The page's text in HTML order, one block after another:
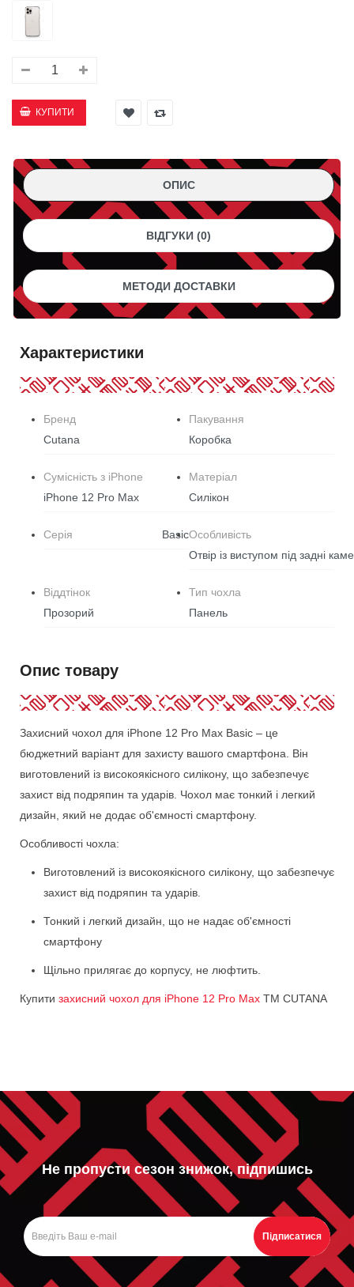
ОПИС
ВІДГУКИ (0)
МЕТОДИ ДОСТАВКИ
Характеристики
Бренд
Cutana
Пакування
Коробка
Сумісність з iPhone
iPhone 12 Pro Max
Матеріал
Силікон
Серія BasicОсобливість
Отвір із виступом під задні
Віддтінок
Прозорий
Тип чохла
Панель
Опис товару
Захисний чохол для iPhone 12 Pro Max Basic – це
бюджетний варіант для захисту вашого смартфона. Він
виготовлений із високоякісного силікону, що забезпечує
захист від подряпин та ударів. Чохол має тонкий і легкий
дизайн, який не додає об'ємності смартфону.
Особливості чохла:
Виготовлений із високоякісного силікону, що забезпечує
захист від подряпин та ударів.
Тонкий і легкий дизайн, що не надає об'ємності
смартфону
Щільно прилягає до корпусу, не люфтить.
Купити захисний чохол для iPhone 12 Pro Max ТМ CUTANA
Не пропусти сезон знижок, підпишись
Підписатися